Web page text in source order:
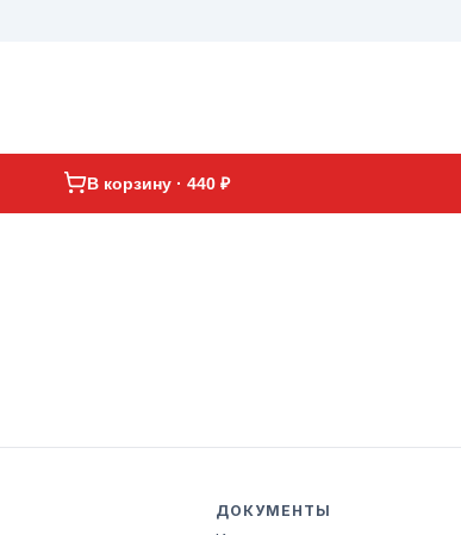
В корзину · 440 ₽
ДОКУМЕНТЫ